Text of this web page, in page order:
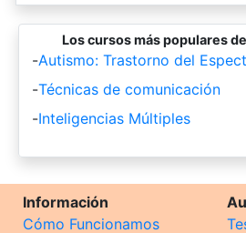
Los cursos más populares
-Autismo: Trastorno del
-Técnicas de comunicación
-Inteligencias Múltiples
Información
Cómo Funcionamos